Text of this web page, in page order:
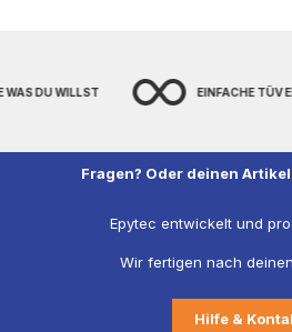
EINFACHE TÜV EINTRAGUNG
Fragen? Oder deinen
Epytec entwickelt und
Wir fertigen nach
Hilfe &